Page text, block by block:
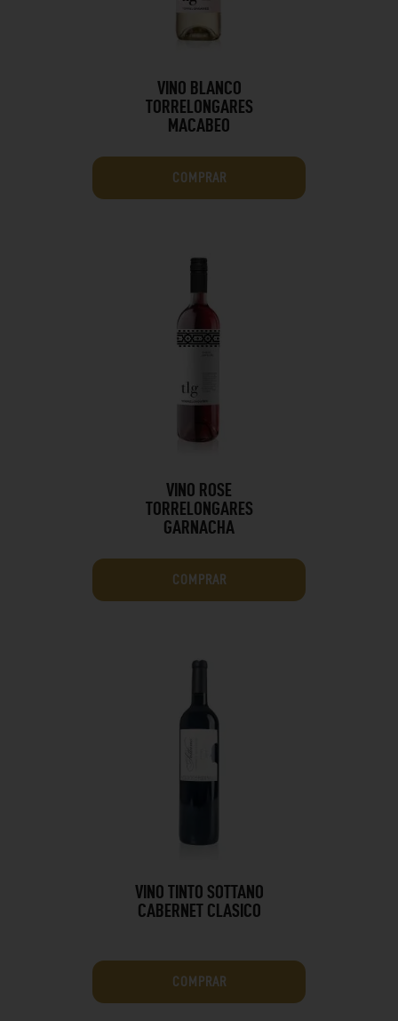
VINO BLANCO
TORRELONGARES
MACABEO
COMPRAR
VINO ROSE
TORRELONGARES
GARNACHA
COMPRAR
VINO TINTO SOTTANO
CABERNET CLASICO
COMPRAR